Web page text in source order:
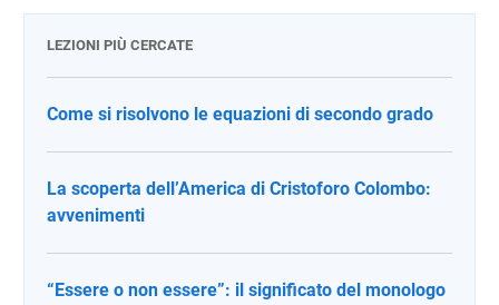
LEZIONI PIÙ CERCATE
Come si risolvono le equazioni di secondo grado
La scoperta dell’America di Cristoforo Colombo:
avvenimenti
“Essere o non essere”: il significato del monologo